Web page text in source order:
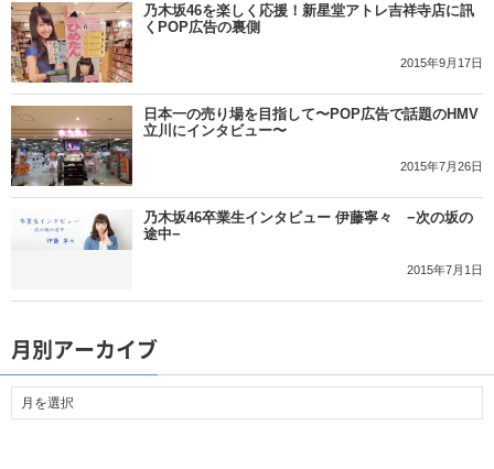
乃木坂46を楽しく応援！新星堂アトレ吉祥寺店に訊
くPOP広告の裏側
2015年9月17日
日本一の売り場を目指して〜POP広告で話題のHMV
立川にインタビュー〜
2015年7月26日
乃木坂46卒業生インタビュー 伊藤寧々 −次の坂の
途中−
2015年7月1日
月別アーカイブ